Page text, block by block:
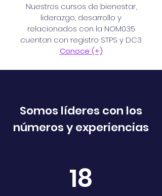
Nuestros cursos de bienestar,
liderazgo, desarrollo y
relacionados con la NOM035
cuentan con registro STPS y DC3
Conoce (+)
Somos líderes con los
números y experiencias
18